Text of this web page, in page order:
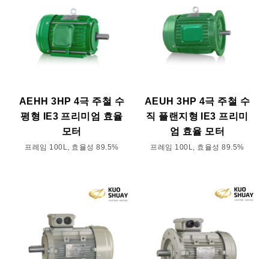
AEHH 3HP 4극 주철 수
평형 IE3 프리미엄 효율
모터
프레임 100L, 효율성 89.5%
AEUH 3HP 4극 주철 수
직 플랜지형 IE3 프리미
엄 효율 모터
프레임 100L, 효율성 89.5%